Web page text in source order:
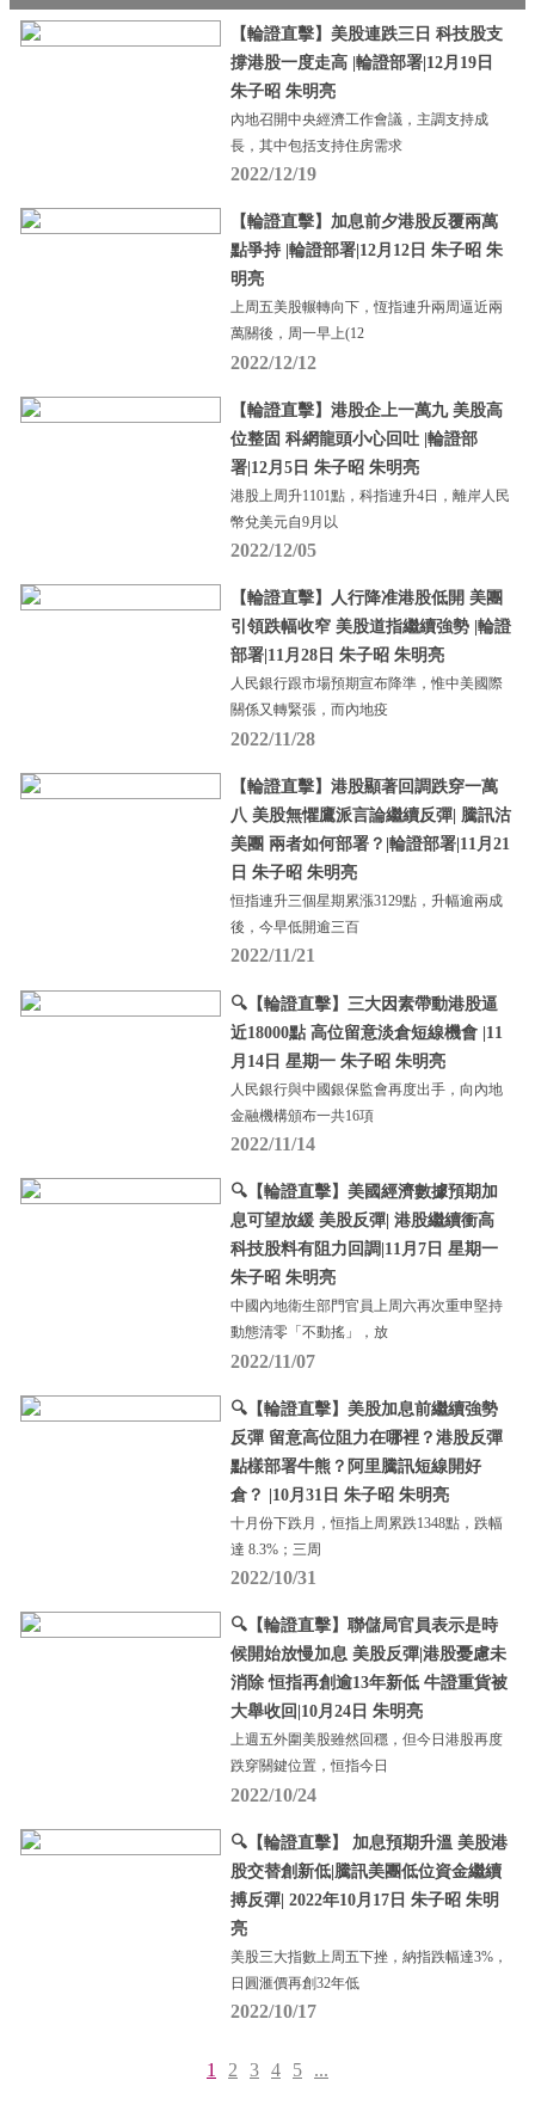
【輪證直擊】美股連跌三日 科技股支
撐港股一度走高 |輪證部署|12月19日
朱子昭 朱明亮
內地召開中央經濟工作會議，主調支持成
長，其中包括支持住房需求
2022/12/19
【輪證直擊】加息前夕港股反覆兩萬
點爭持 |輪證部署|12月12日 朱子昭 朱
明亮
上周五美股輾轉向下，恆指連升兩周逼近兩
萬關後，周一早上(12
2022/12/12
【輪證直擊】港股企上一萬九 美股高
位整固 科網龍頭小心回吐 |輪證部
署|12月5日 朱子昭 朱明亮
港股上周升1101點，科指連升4日，離岸人民
幣兌美元自9月以
2022/12/05
【輪證直擊】人行降准港股低開 美團
引領跌幅收窄 美股道指繼續強勢 |輪證
部署|11月28日 朱子昭 朱明亮
人民銀行跟市場預期宣布降準，惟中美國際
關係又轉緊張，而內地疫
2022/11/28
【輪證直擊】港股顯著回調跌穿一萬
八 美股無懼鷹派言論繼續反彈| 騰訊沽
美團 兩者如何部署？|輪證部署|11月21
日 朱子昭 朱明亮
恒指連升三個星期累漲3129點，升幅逾兩成
後，今早低開逾三百
2022/11/21
🔍【輪證直擊】三大因素帶動港股逼
近18000點 高位留意淡倉短線機會 |11
月14日 星期一 朱子昭 朱明亮
人民銀行與中國銀保監會再度出手，向內地
金融機構頒布一共16項
2022/11/14
🔍【輪證直擊】美國經濟數據預期加
息可望放緩 美股反彈| 港股繼續衝高
科技股料有阻力回調|11月7日 星期一
朱子昭 朱明亮
中國內地衛生部門官員上周六再次重申堅持
動態清零「不動搖」，放
2022/11/07
🔍【輪證直擊】美股加息前繼續強勢
反彈 留意高位阻力在哪裡？港股反彈
點樣部署牛熊？阿里騰訊短線開好
倉？ |10月31日 朱子昭 朱明亮
十月份下跌月，恒指上周累跌1348點，跌幅
達 8.3%；三周
2022/10/31
🔍【輪證直擊】聯儲局官員表示是時
候開始放慢加息 美股反彈|港股憂慮未
消除 恒指再創逾13年新低 牛證重貨被
大舉收回|10月24日 朱明亮
上週五外圍美股雖然回穩，但今日港股再度
跌穿關鍵位置，恒指今日
2022/10/24
🔍【輪證直擊】 加息預期升溫 美股港
股交替創新低|騰訊美團低位資金繼續
搏反彈| 2022年10月17日 朱子昭 朱明
亮
美股三大指數上周五下挫，納指跌幅達3%，
日圓滙價再創32年低
2022/10/17
1 2 3 4 5 ...